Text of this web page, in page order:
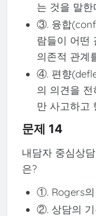
는 것을 말한
③. 융합
람들이 어떤
의존적 관계
④. 편향
의 의견을
만 사고하고
문제 14
내담자 중심상
은?
①. Rogers의
②. 상담의 기